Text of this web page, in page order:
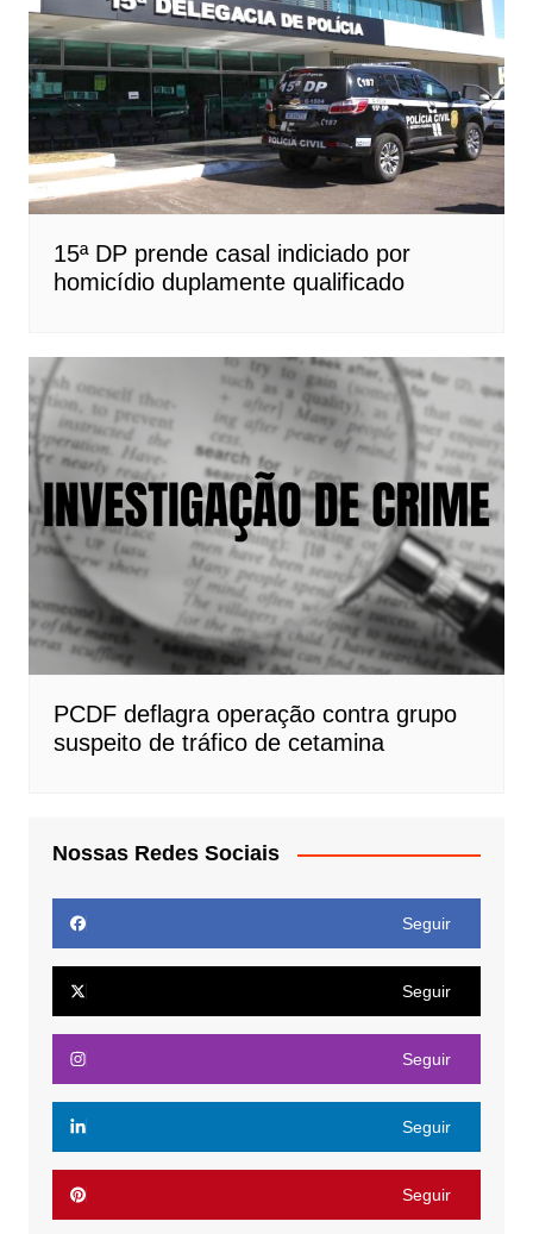
15ª DP prende casal indiciado por
homicídio duplamente qualificado
PCDF deflagra operação contra grupo
suspeito de tráfico de cetamina
Nossas Redes Sociais
Seguir
Seguir
Seguir
Seguir
Seguir